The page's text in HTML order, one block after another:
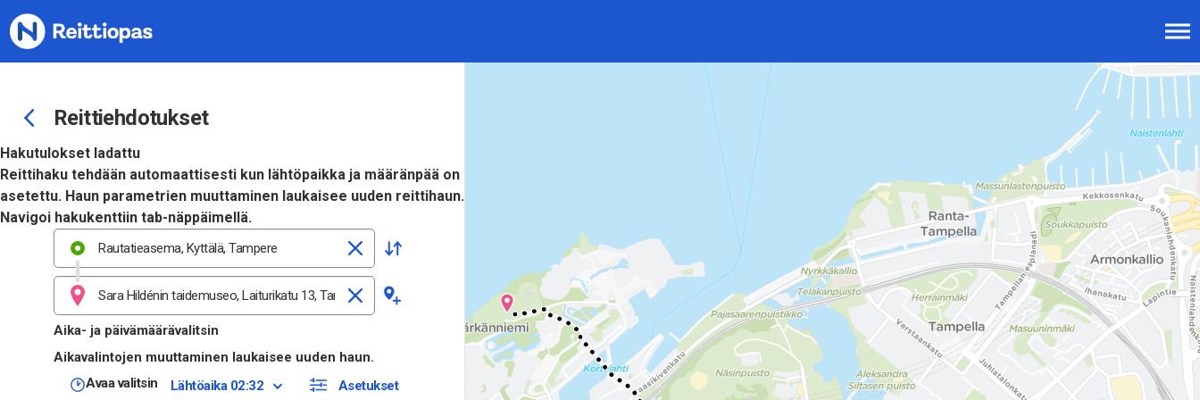
Siirry sisältöön
Reittiehdotukset
Hakutulokset ladattu
Reittihaku tehdään automaattisesti kun lähtöpaikka ja määränpää on
asetettu. Haun parametrien muuttaminen laukaisee uuden reittihaun.
Navigoi hakukenttiin tab-näppäimellä.
Aika- ja päivämäärävalitsin
Aikavalintojen muuttaminen laukaisee uuden haun.
Avaa valitsin
Lähtöaika 02:32 Asetukset